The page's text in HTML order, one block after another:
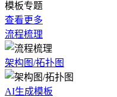
模板专题
查看更多
流程梳理
架构图/拓扑图
AI生成模板